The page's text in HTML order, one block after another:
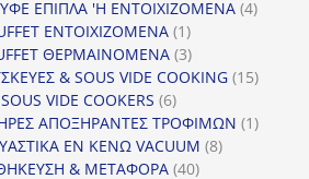
προϊόντα
ΕΠΙΠΛΑ 'Η ΕΝΤΟΙΧΙΖΟΜΕΝΑ 44
ΕΝΤΟΙΧΙΖΟΜΕΝΑ 11
προϊόν
ΘΕΡΜΑΙΝΟΜΕΝΑ 33
προϊόντα
& SOUS VIDE COOKING 1515
SOUS VIDE COOKERS 66
προϊόντα
ΑΠΟΞΗΡΑΝΤΕΣ ΤΡΟΦΙΜΩΝ 11
ΕΝ ΚΕΝΩ VACUUM 88
& ΜΕΤΑΦΟΡΑ 4040